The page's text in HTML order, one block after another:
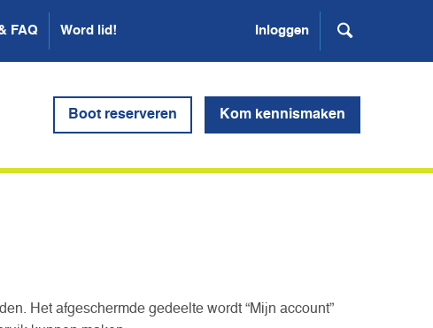
FAQ Word lid! Inloggen
Boot reserveren Kom kennismaken
Het afgeschermde gedeelte wordt “Mijn account”